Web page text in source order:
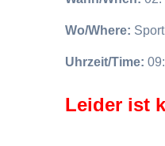
Wo/Where:
Uhrzeit/Time:
Leider ist